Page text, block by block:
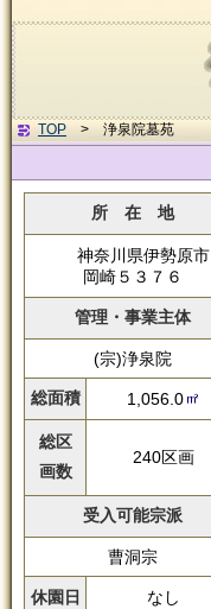
TOP > 浄泉院墓苑
所 在 地
神奈川県伊勢原市
岡崎５３７６
管理・事業主体
(宗)浄泉院
総面積 1,056.0
総区
画数
240区画
受入可能宗派
曹洞宗
休園日 なし